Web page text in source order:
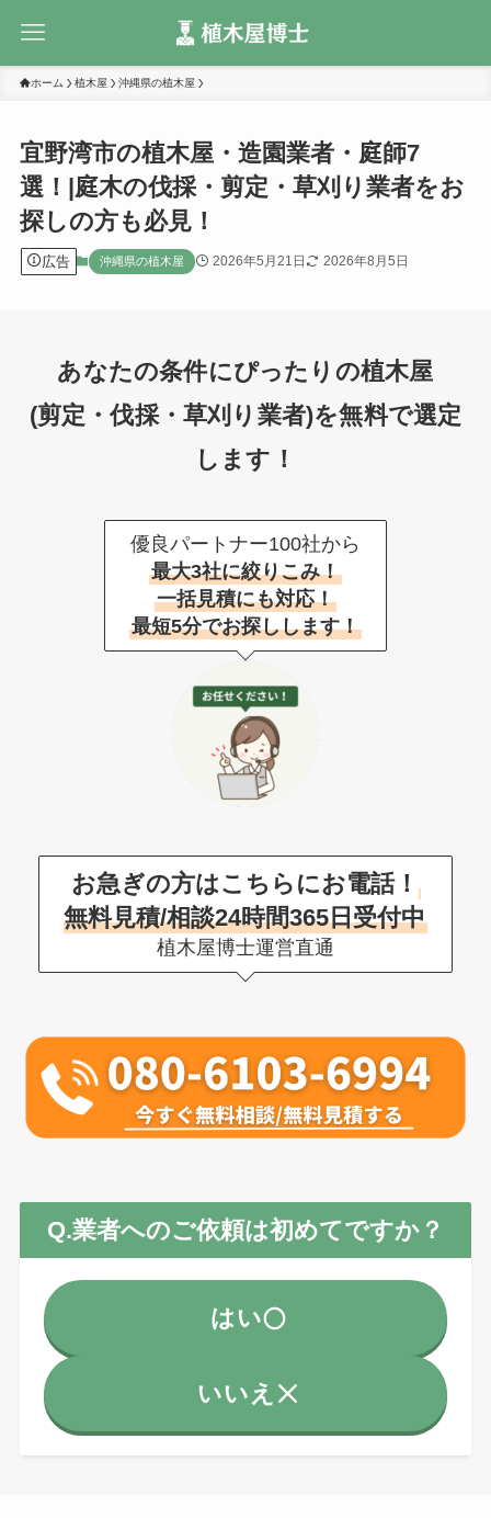
ホーム 植木屋 沖縄県の植木屋
宜野湾市の植木屋・造園業者・庭師7
選！|庭木の伐採・剪定・草刈り業者をお
探しの方も必見！
広告 沖縄県の植木屋 2026年5月21日 2026年8月5日
あなたの条件にぴったりの植木屋
(剪定・伐採・草刈り業者)を無料で選定
します！
優良パートナー100社から
最大3社に絞りこみ！
一括見積にも対応！
最短5分でお探しします！
お急ぎの方はこちらにお電話！
無料見積/相談24時間365日受付中
植木屋博士運営直通
Q.業者へのご依頼は初めてですか？
はい
いいえ